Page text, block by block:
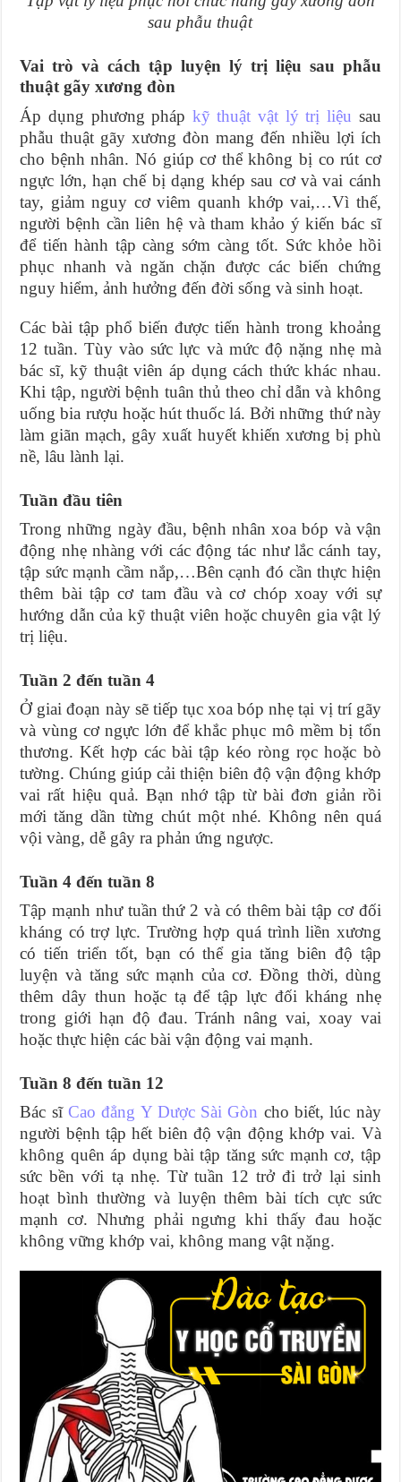
sau phẫu thuật
Vai trò và cách tập luyện lý trị liệu sau phẫu
thuật gãy xương đòn
Áp dụng phương pháp kỹ thuật vật lý trị liệu sau
phẫu thuật gãy xương đòn mang đến nhiều lợi ích
cho bệnh nhân. Nó giúp cơ thể không bị co rút cơ
ngực lớn, hạn chế bị dạng khép sau cơ và vai cánh
tay, giảm nguy cơ viêm quanh khớp vai,…Vì thế,
người bệnh cần liên hệ và tham khảo ý kiến bác sĩ
để tiến hành tập càng sớm càng tốt. Sức khỏe hồi
phục nhanh và ngăn chặn được các biến chứng
nguy hiểm, ảnh hưởng đến đời sống và sinh hoạt.
Các bài tập phổ biến được tiến hành trong khoảng
12 tuần. Tùy vào sức lực và mức độ nặng nhẹ mà
bác sĩ, kỹ thuật viên áp dụng cách thức khác nhau.
Khi tập, người bệnh tuân thủ theo chỉ dẫn và không
uống bia rượu hoặc hút thuốc lá. Bởi những thứ này
làm giãn mạch, gây xuất huyết khiến xương bị phù
nề, lâu lành lại.
Tuần đầu tiên
Trong những ngày đầu, bệnh nhân xoa bóp và vận
động nhẹ nhàng với các động tác như lắc cánh tay,
tập sức mạnh cầm nắp,…Bên cạnh đó cần thực hiện
thêm bài tập cơ tam đầu và cơ chóp xoay với sự
hướng dẫn của kỹ thuật viên hoặc chuyên gia vật lý
trị liệu.
Tuần 2 đến tuần 4
Ở giai đoạn này sẽ tiếp tục xoa bóp nhẹ tại vị trí gãy
và vùng cơ ngực lớn để khắc phục mô mềm bị tổn
thương. Kết hợp các bài tập kéo ròng rọc hoặc bò
tường. Chúng giúp cải thiện biên độ vận động khớp
vai rất hiệu quả. Bạn nhớ tập từ bài đơn giản rồi
mới tăng dần từng chút một nhé. Không nên quá
vội vàng, dễ gây ra phản ứng ngược.
Tuần 4 đến tuần 8
Tập mạnh như tuần thứ 2 và có thêm bài tập cơ đối
kháng có trợ lực. Trường hợp quá trình liền xương
có tiến triển tốt, bạn có thể gia tăng biên độ tập
luyện và tăng sức mạnh của cơ. Đồng thời, dùng
thêm dây thun hoặc tạ để tập lực đối kháng nhẹ
trong giới hạn độ đau. Tránh nâng vai, xoay vai
hoặc thực hiện các bài vận động vai mạnh.
Tuần 8 đến tuần 12
Bác sĩ Cao đẳng Y Dược Sài Gòn cho biết, lúc này
người bệnh tập hết biên độ vận động khớp vai. Và
không quên áp dụng bài tập tăng sức mạnh cơ, tập
sức bền với tạ nhẹ. Từ tuần 12 trở đi trở lại sinh
hoạt bình thường và luyện thêm bài tích cực sức
mạnh cơ. Nhưng phải ngưng khi thấy đau hoặc
không vững khớp vai, không mang vật nặng.